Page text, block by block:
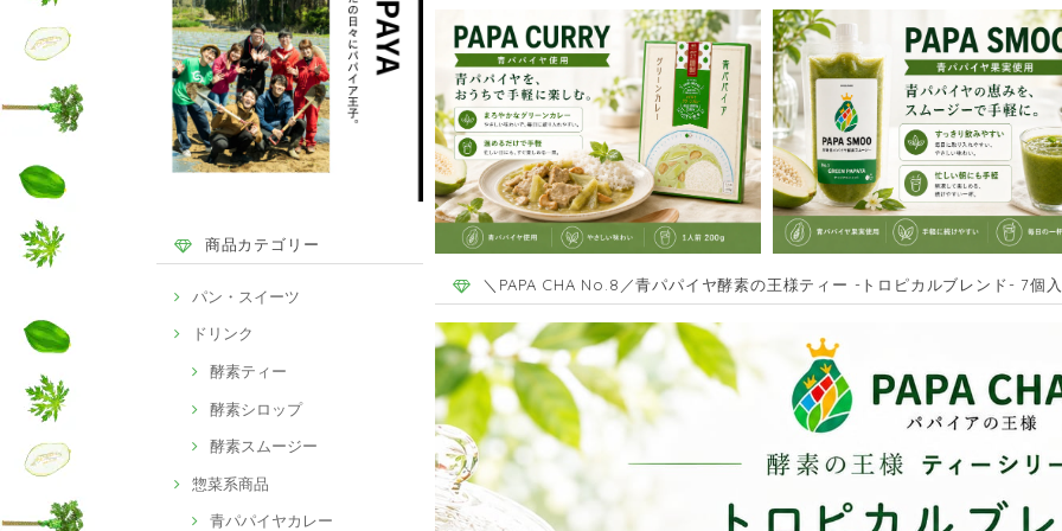
商品カテゴリー
パン・スイーツ
ドリンク
酵素ティー
酵素シロップ
酵素スムージー
惣菜系商品
青パパイヤカレー
＼PAPA CHA No.8／青パパイヤ酵素の王様ティー -トロピカルブレンド- 7個